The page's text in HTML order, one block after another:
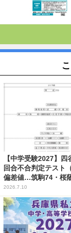
【中学受験2027】四
回合不合判定テスト
偏差値…筑駒74・桜
2026.7.10